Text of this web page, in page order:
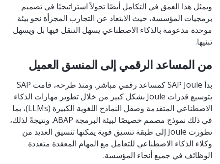
ويمثل هذا العمق في التكامل أيضًا تحولاً استراتيجيًا في تصميم
برمجيات المؤسسة، حيث الابتعاد عن التجارب المجزأة نحو بيئة
موحدة مدعومة بالذكاء الاصطناعي يسهل التنقل فيها بل ويسهل
تبنيها.
من المساعد الرقمي إلى المنسق العميل
بدأ SAP Joule كمساعد رقمي مباشر. ومنذ طرحه، قامت SAP
بتوسيع قدرات Joule بشكل كبير من خلال تطوير مهارات الذكاء
الاصطناعي المتقدمة وصقل النماذج اللغوية الكبيرة (LLMs)، بما
في ذلك نموذج مصمم خصيصًا لبيئة البرمجة ABAP. ونتيجةً لذلك،
تطورت Joule إلى طبقة تنسيق قوية يمكنها تنسيق العديد من
وكلاء الذكاء الاصطناعي للتعامل مع المهام المعقدة متعددة
الوظائف في جميع أنحاء المؤسسة.